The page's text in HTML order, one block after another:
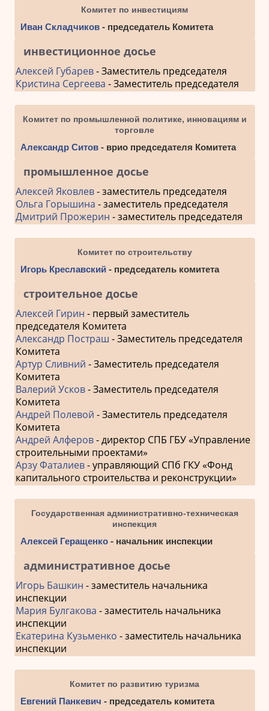
Комитет по инвестициям
Иван Складчиков- председатель Комитета
инвестиционное досье
Алексей Губарев- Заместитель председателя
Кристина Сергеева - Заместитель председателя
Комитет по промышленной политике, инновациям и
торговле
Александр Ситов- врио председателя Комитета
промышленное досье
Алексей Яковлев- заместитель председателя
Ольга Горышина - заместитель председателя
Дмитрий Прожерин - заместитель председателя
Комитет по строительству
Игорь Креславский - председатель комитета
строительное досье
Алексей Гирин - первый заместитель
председателя Комитета
Александр Постраш - Заместитель председателя
Комитета
Артур Сливний - Заместитель председателя
Комитета
Валерий Усков- Заместитель председателя
Комитета
Андрей Полевой - Заместитель председателя
Комитета
Андрей Алферов- директор СПБ ГБУ «Управление
строительными проектами»
Арзу Фаталиев- управляющий СПб ГКУ «Фонд
капитального строительства и реконструкции»
Государственная административно-техническая
инспекция
Алексей Геращенко- начальник инспекции
административное досье
Игорь Башкин - заместитель начальника
инспекции
Мария Булгакова - заместитель начальника
инспекции
Екатерина Кузьменко - заместитель начальника
инспекции
Комитет по развитию туризма
Евгений Панкевич - председатель комитета